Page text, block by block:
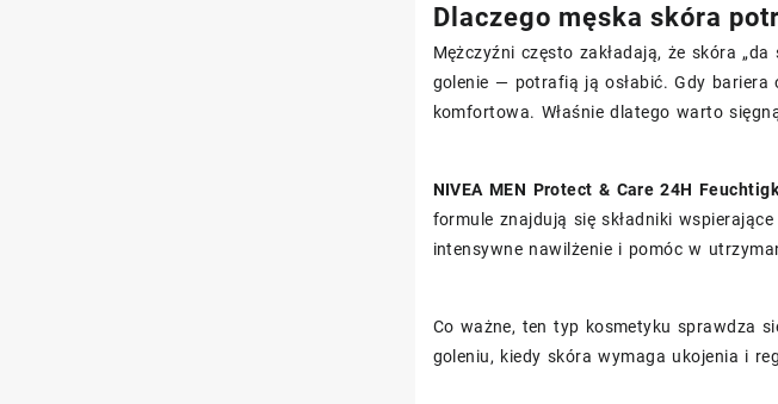
Dlaczego męska skóra
Mężczyźni często zakładają, że skóra
golenie — potrafią ją osłabić. Gdy
komfortowa. Właśnie dlatego warto
NIVEA MEN Protect & Care 24H
formule znajdują się składniki
intensywne nawilżenie i pomóc w
Co ważne, ten typ kosmetyku sprawdza
goleniu, kiedy skóra wymaga ukojenia i